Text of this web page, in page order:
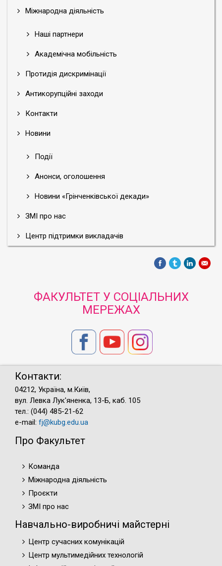
Міжнародна діяльність
Наші партнери
Академічна мобільність
Протидія дискримінації
Антикорупційні заходи
Контакти
Новини
Події
Анонси, оголошення
Новини «Грінченківської декади»
ЗМІ про нас
Центр підтримки викладачів
ФАКУЛЬТЕТ У СОЦІАЛЬНИХ
МЕРЕЖАХ
Контакти:
04212, Україна, м.Київ,
вул. Левка Лук'яненка, 13-Б, каб. 105
тел.: (044) 485-21-62
e-mail: fj@kubg.edu.ua
Про Факультет
Команда
Міжнародна діяльність
Проєкти
ЗМІ про нас
Навчально-виробничі майстерні
Центр сучасних комунікацій
Центр мультимедійних технологій